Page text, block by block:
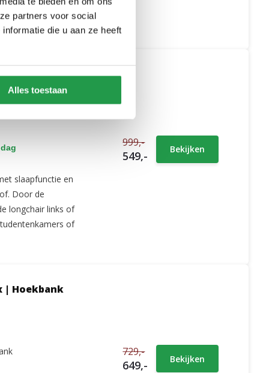
partners voor social
die u aan ze heeft
Alles toestaan
-
slaapfunctie en
Door de
longchair links of
of
999,-
549,- Bekijken
| Hoekbank
729,-
649,- Bekijken